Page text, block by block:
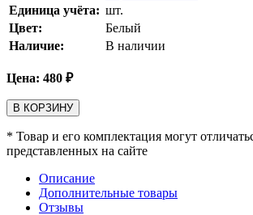
Единица учёта: шт.
Цвет:
Белый
Наличие:
В наличии
Цена: 480 ₽
В КОРЗИНУ
* Товар и его комплектация могут
представленных на сайте
Описание
Дополнительные товары
Отзывы